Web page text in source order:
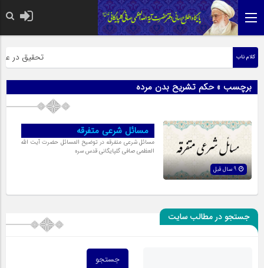
کلام ناب تحقیق در
برچسب » حکم تشریح بدن مرده
مسائل شرعی متفرقه
مسائل شرعی متفرقه در توضیح المسائل حضرت آیت الله
العظمی صافی گلپایگانی قدس سره
جستجو در مطالب سایت